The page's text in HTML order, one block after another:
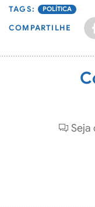
POLÍTICA
COMPARTILHE
Seja